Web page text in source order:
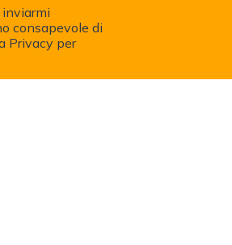
consapevole di
Privacy per